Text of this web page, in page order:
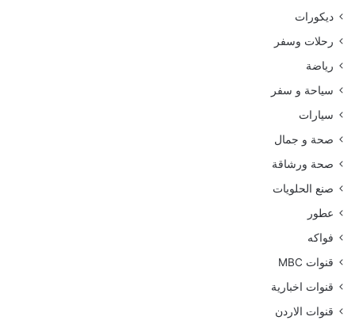
ديكورات
رحلات وسفر
رياضة
سياحة و سفر
سيارات
صحة و جمال
صحة ورشاقة
صنع الحلويات
عطور
فواكه
قنوات MBC
قنوات اخبارية
قنوات الاردن